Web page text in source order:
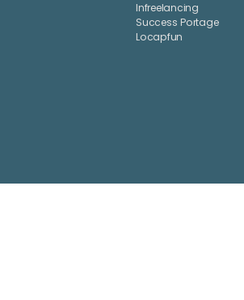
Infreelancing
Success Portage
Locapfun